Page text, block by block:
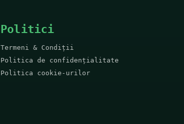
Politici
Termeni & Condiții
Politica de confidențialitate
Politica cookie-urilor